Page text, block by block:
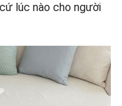
lúc nào cho người